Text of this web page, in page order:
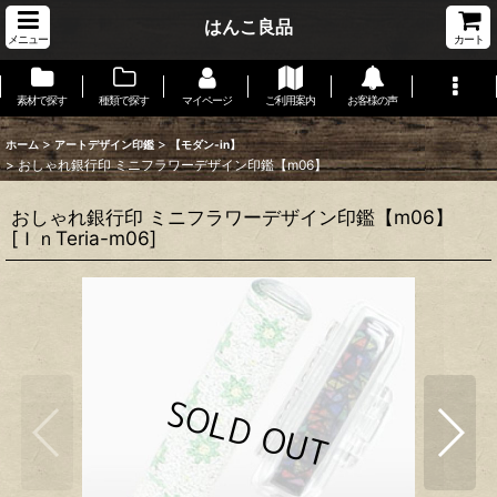
メニュー
はんこ良品
カート
素材で探す 種類で探す マイページ ご利用案内 お客様の声
ホーム > アートデザイン印鑑 > 【モダン-in】
> おしゃれ銀行印 ミニフラワーデザイン印鑑【m06】
おしゃれ銀行印 ミニフラワーデザイン印鑑【m06】
[ ＩｎTeria-m06]